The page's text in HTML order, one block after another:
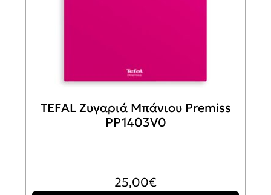
TEFAL Ζυγαριά Μπάνιου Premiss
PP1403V0
25,00€